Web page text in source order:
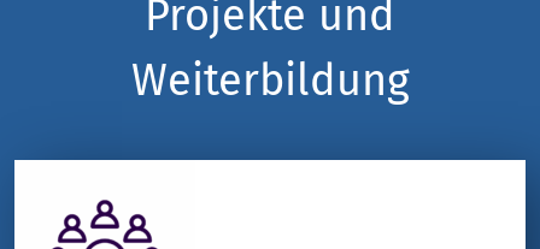
hübsche
Website.
Projekte und
Weiterbildung